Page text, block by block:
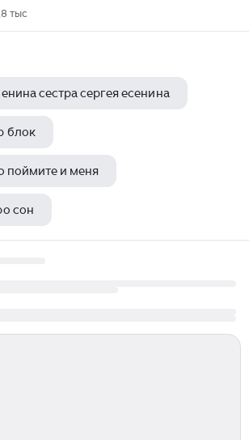
тыс
сестра сергея есенина
блок
поймите и меня
сон